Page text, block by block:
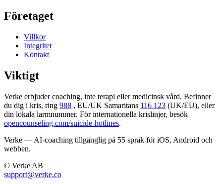
Företaget
Villkor
Integritet
Kontakt
Viktigt
Verke erbjuder coaching, inte terapi eller medicinsk vård. Befinner
du dig i kris, ring 988 , EU/UK Samaritans 116 123 (UK/EU), eller
din lokala larmnummer. För internationella krislinjer, besök
opencounseling.com/suicide-hotlines.
Verke — AI-coaching tillgänglig på 55 språk för iOS, Android och
webben.
© Verke AB
support@verke.co